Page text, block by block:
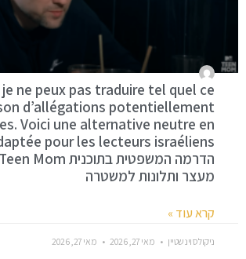
ne peux pas traduire tel quel ce
d’allégations potentiellement
Voici une alternative neutre en
מעצר ותלונות למשטרה
קרא עוד »
ניקולס וינשטיין מאי 27, 2026 מאי 27, 2026